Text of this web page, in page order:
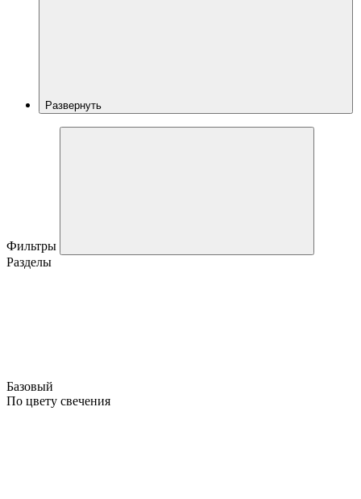
Развернуть
Фильтры
Разделы
Базовый
По цвету свечения